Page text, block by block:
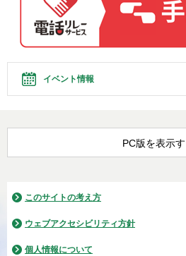
イベント情報
PC版を表示
このサイトの考え方
ウェブアクセシビリティ方針
個人情報について